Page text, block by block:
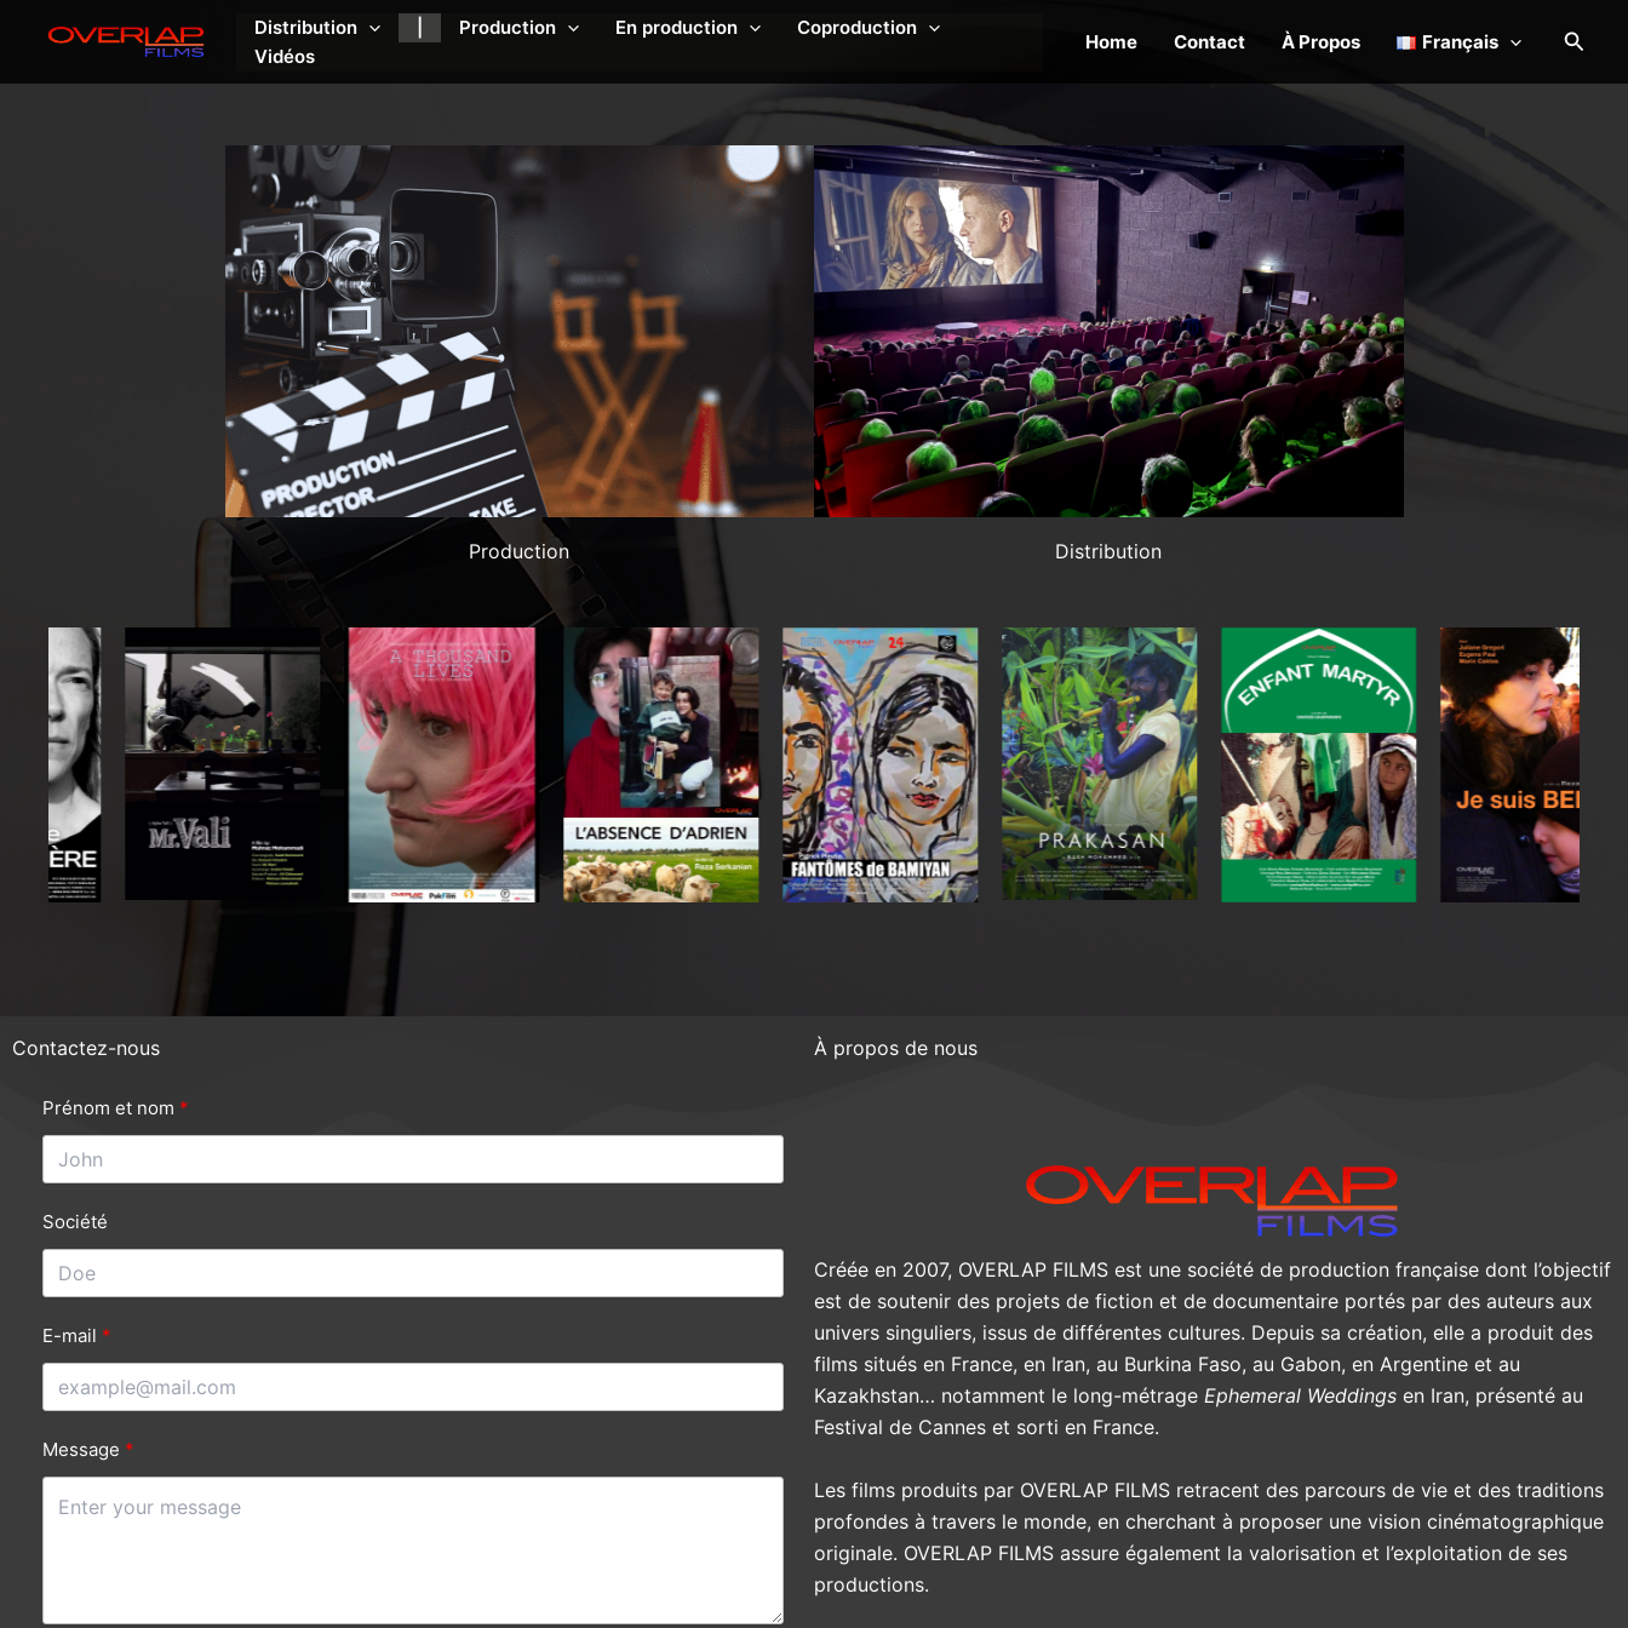
contenu
Distribution Production En production
Coproduction
Vidéos
Home Contact À Propos Français
Production Distribution
Contactez-nous À propos de nous
Prénom et nom
Société
E-mail
Message
Créée en 2007, OVERLAP FILMS est une société de production française dont l’objectif
est de soutenir des projets de fiction et de documentaire portés par des auteurs aux
univers singuliers, issus de différentes cultures. Depuis sa création, elle a produit des
films situés en France, en Iran, au Burkina Faso, au Gabon, en Argentine et au
Kazakhstan… notamment le long-métrage Ephemeral Weddings en Iran, présenté au
Festival de Cannes et sorti en France.
Les films produits par OVERLAP FILMS retracent des parcours de vie et des traditions
profondes à travers le monde, en cherchant à proposer une vision cinématographique
originale. OVERLAP FILMS assure également la valorisation et l’exploitation de ses
productions.